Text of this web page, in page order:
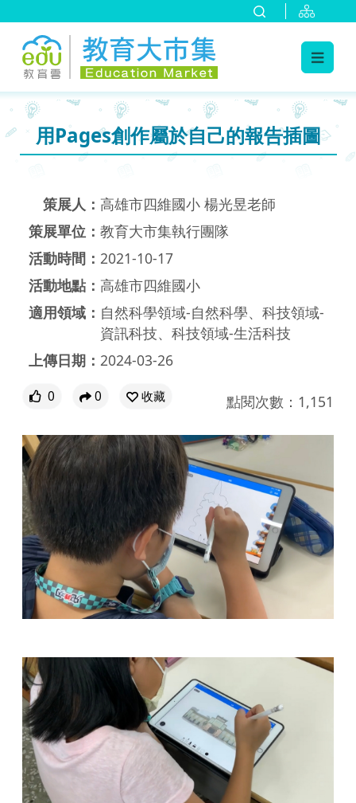
::: 用Pages創作屬於自己的報告插圖
策展人： 高雄市四維國小 楊光昱老師
策展單位： 教育大市集執行團隊
活動時間： 2021-10-17
活動地點： 高雄市四維國小
適用領域： 自然科學領域-自然科學、科技領域-
資訊科技、科技領域-生活科技
上傳日期： 2024-03-26
0 0 收藏 點閱次數：1,151